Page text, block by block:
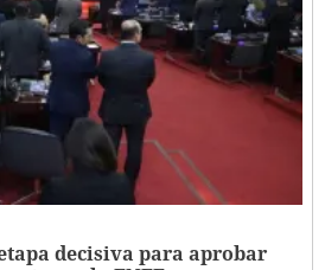
decisiva para aprobar